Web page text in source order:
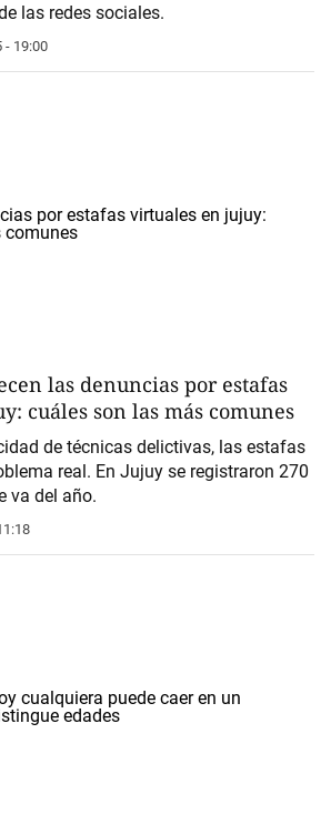
las redes sociales.
- 19:00
las denuncias por estafas
cuáles son las más comunes
de técnicas delictivas, las estafas
real. En Jujuy se registraron 270
va del año.